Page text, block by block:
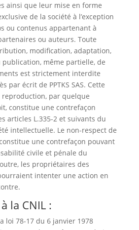
ainsi que leur mise en forme
de la société à l’exception
ou contenus appartenant à
ou auteurs. Toute
modification, adaptation,
même partielle, de
est strictement interdite
par écrit de PPTKS SAS. Cette
par quelque
constitue une contrefaçon
articles L.335-2 et suivants du
intellectuelle. Le non-respect de
une contrefaçon pouvant
civile et pénale du
les propriétaires des
intenter une action en
la CNIL :
loi 78-17 du 6 janvier 1978